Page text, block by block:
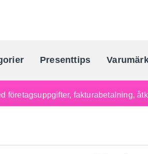
PresenttipsSveriges
företagsuppgifter, fakturabetalning,